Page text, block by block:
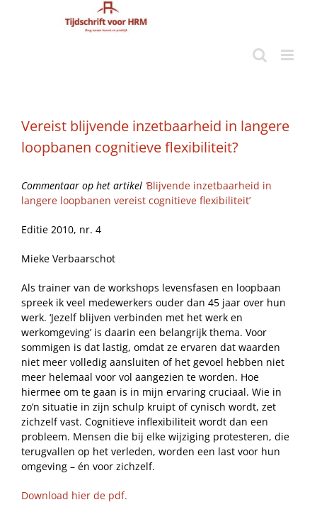
Vereist blijvende inzetbaarheid in langere
loopbanen cognitieve flexibiliteit?
Commentaar op het artikel ‘Blijvende inzetbaarheid in
langere loopbanen vereist cognitieve flexibiliteit’
Editie 2010, nr. 4
Mieke Verbaarschot
Als trainer van de workshops levensfasen en loopbaan
spreek ik veel medewerkers ouder dan 45 jaar over hun
werk. ‘Jezelf blijven verbinden met het werk en
werkomgeving’ is daarin een belangrijk thema. Voor
sommigen is dat lastig, omdat ze ervaren dat waarden
niet meer volledig aansluiten of het gevoel hebben niet
meer helemaal voor vol aangezien te worden. Hoe
hiermee om te gaan is in mijn ervaring cruciaal. Wie in
zo’n situatie in zijn schulp kruipt of cynisch wordt, zet
zichzelf vast. Cognitieve inflexibiliteit wordt dan een
probleem. Mensen die bij elke wijziging protesteren, die
terugvallen op het verleden, worden een last voor hun
omgeving – én voor zichzelf.
Download hier de pdf.